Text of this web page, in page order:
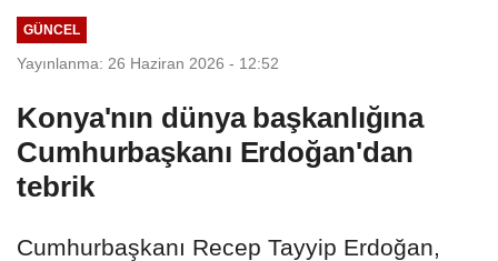
GÜNCEL
Yayınlanma: 26 Haziran 2026 - 12:52
Konya'nın dünya başkanlığına
Cumhurbaşkanı Erdoğan'dan
tebrik
Cumhurbaşkanı Recep Tayyip Erdoğan,